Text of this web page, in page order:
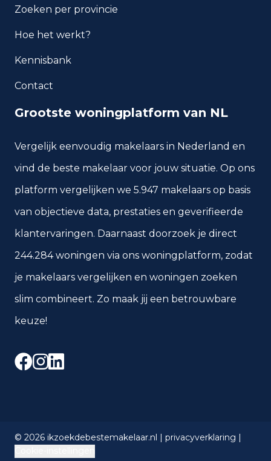
Zoeken per provincie
Hoe het werkt?
Kennisbank
Contact
Grootste woningplatform van NL
Vergelijk eenvoudig makelaars in Nederland en
vind de beste makelaar voor jouw situatie. Op ons
platform vergelijken we 5.947 makelaars op basis
van objectieve data, prestaties en geverifieerde
klantervaringen. Daarnaast doorzoek je direct
244.284 woningen via ons woningplatform, zodat
je makelaars vergelijken en woningen zoeken
slim combineert. Zo maak jij een betrouwbare
keuze!
Facebook
Instagram
LinkedIn
© 2026 ikzoekdebestemakelaar.nl | privacyverklaring |